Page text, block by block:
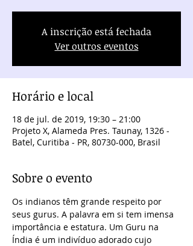
A inscrição está fechada
Ver outros eventos
Horário e local
18 de jul. de 2019, 19:30 – 21:00
Projeto X, Alameda Pres. Taunay, 1326 -
Batel, Curitiba - PR, 80730-000, Brasil
Sobre o evento
Os indianos têm grande respeito por
seus gurus. A palavra em si tem imensa
importância e estatura. Um Guru na
Índia é um indivíduo adorado cujo